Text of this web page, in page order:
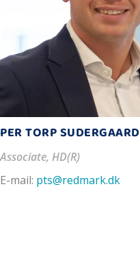
PER TORP SUDERGAARD
Associate, HD(R)
E-mail: pts@redmark.dk